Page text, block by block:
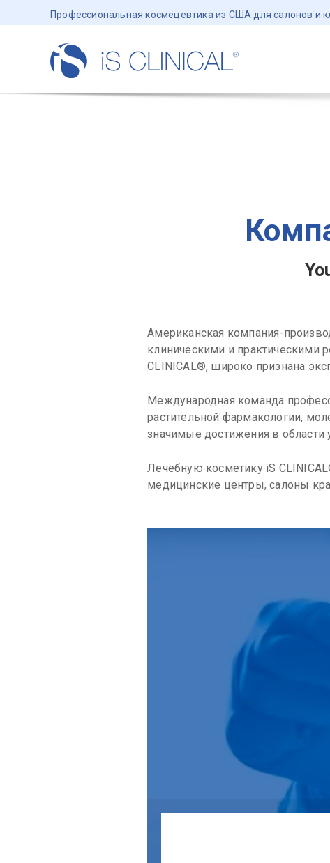
Профессиональная космецевтика из США для салонов и
Американская компания-
клиническими и практическими
CLINICAL®, широко признана
Международная команда
растительной фармакологии,
значимые достижения в
Лечебную косметику iS
медицинские центры, салоны